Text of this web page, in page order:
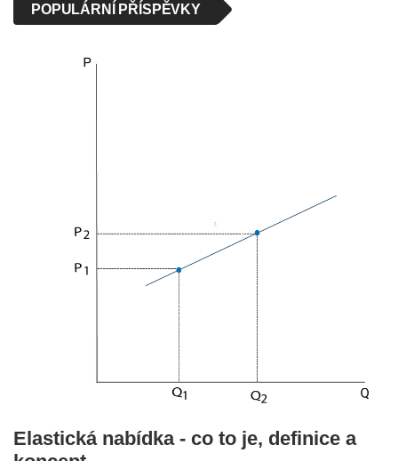
POPULÁRNÍ PŘÍSPĚVKY
Elastická nabídka - co to je, definice a